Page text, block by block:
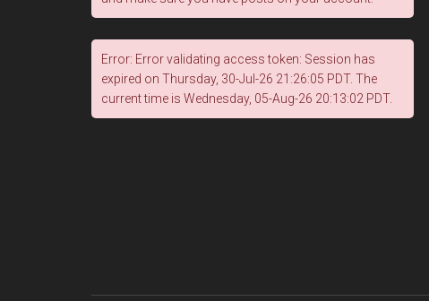
Error: Error validating access token: Session has
expired on Thursday, 30-Jul-26 21:26:05 PDT. The
current time is Wednesday, 05-Aug-26 20:13:02 PDT.